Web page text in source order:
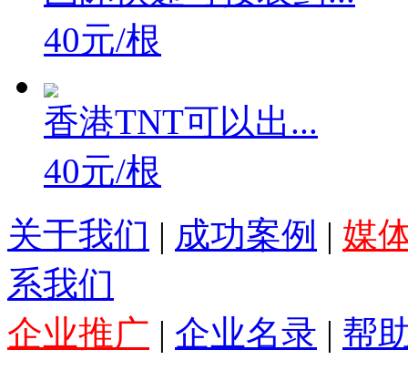
国际快递可接农药...
40元/根
香港TNT可以出...
40元/根
关于我们 | 成功案例 | 媒
系我们
企业推广 | 企业名录 | 帮